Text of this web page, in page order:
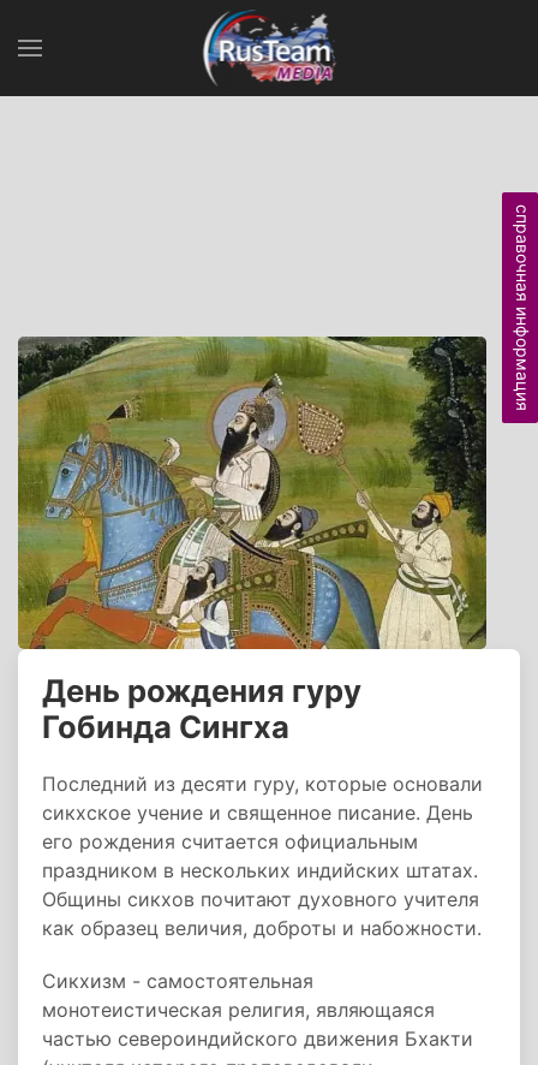
День рождения гуру
Гобинда Сингха
Последний из десяти гуру, которые основали
сикхское учение и священное писание. День
его рождения считается официальным
праздником в нескольких индийских штатах.
Общины сикхов почитают духовного учителя
как образец величия, доброты и набожности.
Сикхизм - самостоятельная
монотеистическая религия, являющаяся
частью североиндийского движения Бхакти
справочная информация